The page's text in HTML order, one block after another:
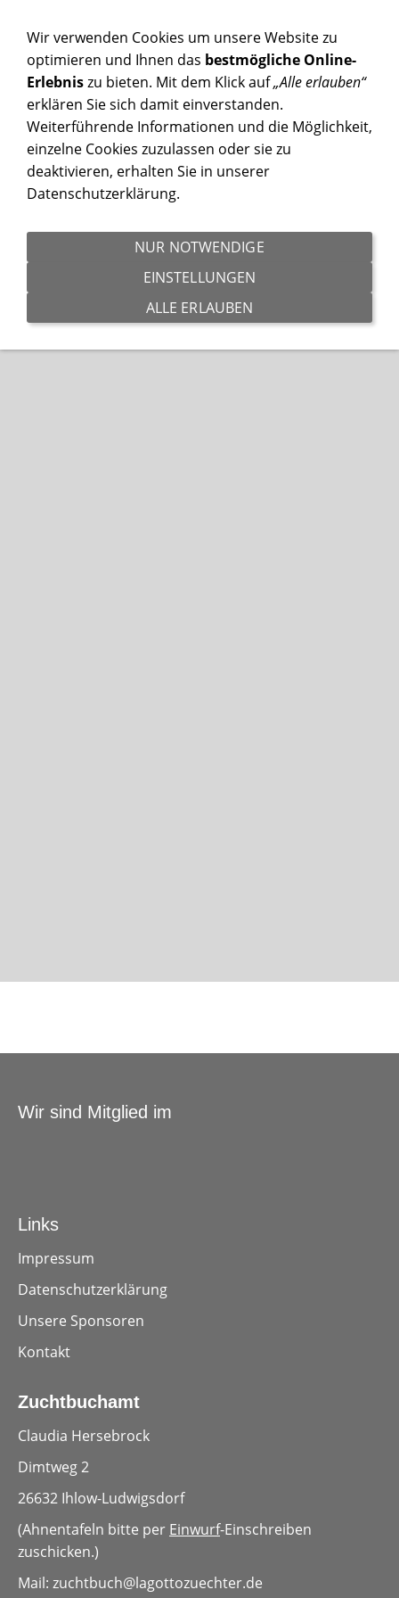
NAVIGATION EINBLENDEN
TRÜFFELSEMINAR SEPTEMBER 2024
Wir sind Mitglied im
Links
Impressum
Datenschutzerklärung
Unsere Sponsoren
Kontakt
Zuchtbuchamt
Claudia Hersebrock
Dimtweg 2
26632 Ihlow-Ludwigsdorf
(Ahnentafeln bitte per Einwurf-Einschreiben
zuschicken.)
Mail: zuchtbuch@lagottozuechter.de
Wir verwenden Cookies um unsere Website zu
optimieren und Ihnen das bestmögliche Online-
Erlebniszu bieten. Mit dem Klick auf„Alle erlauben“
erklären Sie sich damit einverstanden.
Weiterführende Informationen und die Möglichkeit,
einzelne Cookies zuzulassen oder sie zu
deaktivieren, erhalten Sie in unserer
Datenschutzerklärung.
NUR NOTWENDIGE
EINSTELLUNGEN
ALLE ERLAUBEN